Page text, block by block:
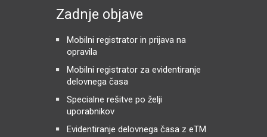
Zadnje objave
Mobilni registrator in prijava na
opravila
Mobilni registrator za evidentiranje
delovnega časa
Specialne rešitve po želji
uporabnikov
Evidentiranje delovnega časa z eTM